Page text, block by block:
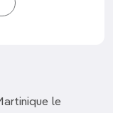
le